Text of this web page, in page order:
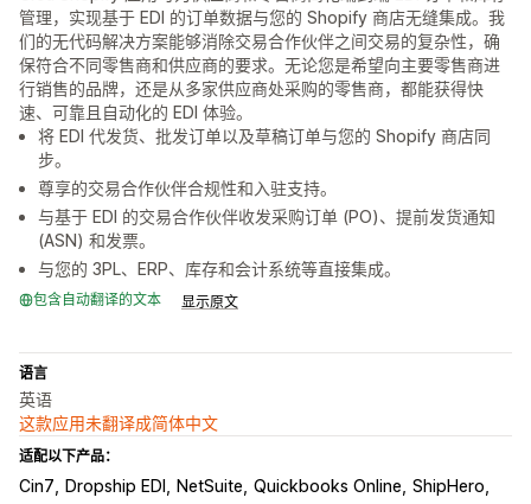
管理，实现基于 EDI 的订单数据与您的 Shopify 商店无缝集成。我
们的无代码解决方案能够消除交易合作伙伴之间交易的复杂性，确
保符合不同零售商和供应商的要求。无论您是希望向主要零售商进
行销售的品牌，还是从多家供应商处采购的零售商，都能获得快
速、可靠且自动化的 EDI 体验。
将 EDI 代发货、批发订单以及草稿订单与您的 Shopify 商店同
步。
尊享的交易合作伙伴合规性和入驻支持。
与基于 EDI 的交易合作伙伴收发采购订单 (PO)、提前发货通知
(ASN) 和发票。
与您的 3PL、ERP、库存和会计系统等直接集成。
包含自动翻译的文本 显示原文
语言
英语
这款应用未翻译成简体中文
适配以下产品：
Cin7 Dropship EDI NetSuite Quickbooks Online ShipHero